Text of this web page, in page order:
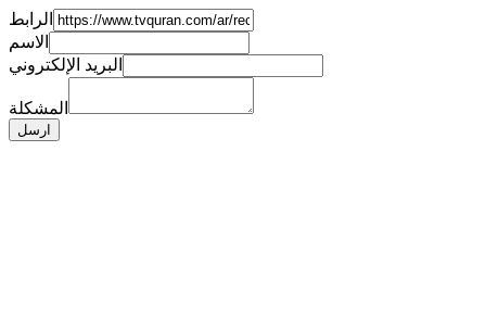
الرابط
الاسم
البريد الإلكتروني
المشكلة
ارسل